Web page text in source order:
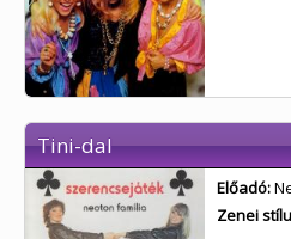
Tini-dal
Előadó:
Zenei